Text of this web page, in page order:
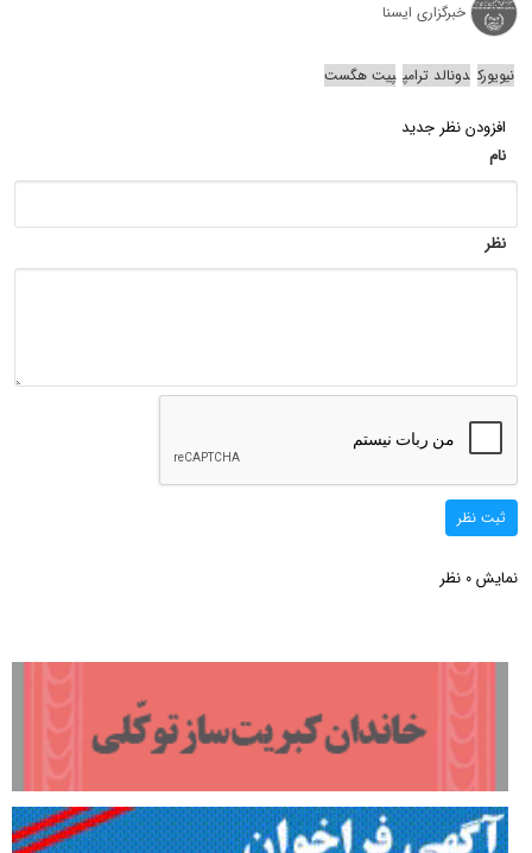
خبرگزاری ایسنا
نیویورک دونالد ترامپ پیت هگست
افزودن نظر جدید
نام
نظر
ثبت نظر
نمایش 0 نظر